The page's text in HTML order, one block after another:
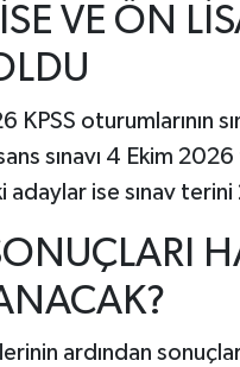
VE ÖN
KPSS oturumlarının
sınavı 4 Ekim
adaylar ise sınav
ardından